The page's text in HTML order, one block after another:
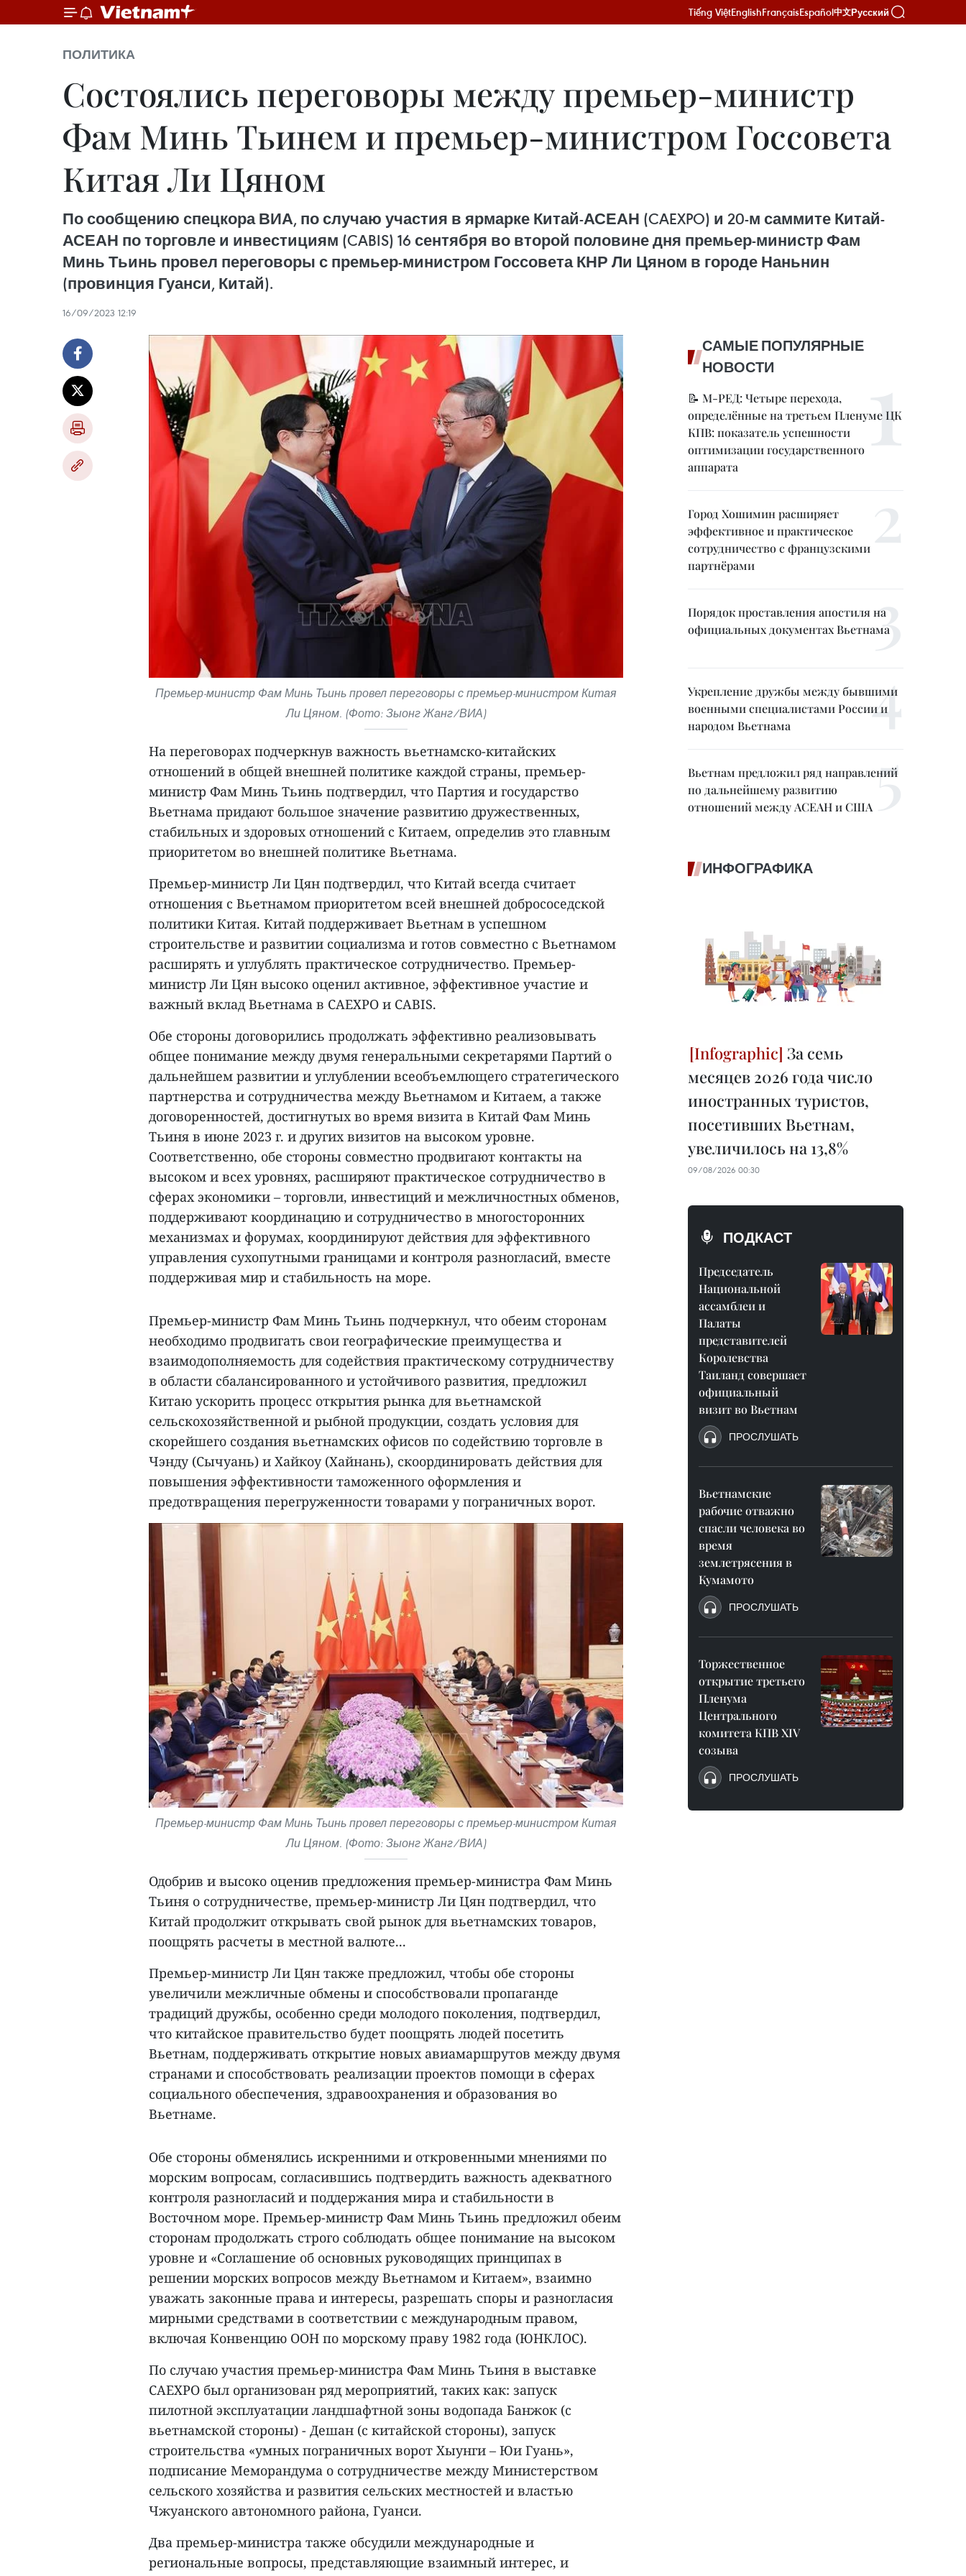
Tiếng ViệtEnglishFrançaisEspañol中文Русский
ПОЛИТИКА
Состоялись переговоры между премьер-министр
Фам Минь Тьинем и премьер-министром Госсовета
Китая Ли Цяном
По сообщению спецкора ВИА, по случаю участия в ярмарке Китай-АСЕАН (CAEXPO) и 20-м саммите Китай-
АСЕАН по торговле и инвестициям (CABIS) 16 сентября во второй половине дня премьер-министр Фам
Минь Тьинь провел переговоры с премьер-министром Госсовета КНР Ли Цяном в городе Наньнин
(провинция Гуанси, Китай).
16/09/2023 12:19
Премьер-министр Фам Минь Тьинь провел переговоры с премьер-министром Китая
Ли Цяном. (Фото: Зыонг Жанг/ВИА)
На переговорах подчеркнув важность вьетнамско-китайских
отношений в общей внешней политике каждой страны, премьер-
министр Фам Минь Тьинь подтвердил, что Партия и государство
Вьетнама придают большое значение развитию дружественных,
стабильных и здоровых отношений с Китаем, определив это главным
приоритетом во внешней политике Вьетнама.
Премьер-министр Ли Цян подтвердил, что Китай всегда считает
отношения с Вьетнамом приоритетом всей внешней добрососедской
политики Китая. Китай поддерживает Вьетнам в успешном
строительстве и развитии социализма и готов совместно с Вьетнамом
расширять и углублять практическое сотрудничество. Премьер-
министр Ли Цян высоко оценил активное, эффективное участие и
важный вклад Вьетнама в CAEXPO и CABIS.
Обе стороны договорились продолжать эффективно реализовывать
общее понимание между двумя генеральными секретарями Партий о
дальнейшем развитии и углублении всеобъемлющего стратегического
партнерства и сотрудничества между Вьетнамом и Китаем, а также
договоренностей, достигнутых во время визита в Китай Фам Минь
Тьиня в июне 2023 г. и других визитов на высоком уровне.
Соответственно, обе стороны совместно продвигают контакты на
высоком и всех уровнях, расширяют практическое сотрудничество в
сферах экономики – торговли, инвестиций и межличностных обменов,
поддерживают координацию и сотрудничество в многосторонних
механизмах и форумах, координируют действия для эффективного
управления сухопутными границами и контроля разногласий, вместе
поддерживая мир и стабильность на море.
Премьер-министр Фам Минь Тьинь подчеркнул, что обеим сторонам
необходимо продвигать свои географические преимущества и
взаимодополняемость для содействия практическому сотрудничеству
в области сбалансированного и устойчивого развития, предложил
Китаю ускорить процесс открытия рынка для вьетнамской
сельскохозяйственной и рыбной продукции, создать условия для
скорейшего создания вьетнамских офисов по содействию торговле в
Чэнду (Сычуань) и Хайкоу (Хайнань), скоординировать действия для
повышения эффективности таможенного оформления и
предотвращения перегруженности товарами у пограничных ворот.
Премьер-министр Фам Минь Тьинь провел переговоры с премьер-министром Китая
Ли Цяном. (Фото: Зыонг Жанг/ВИА)
Одобрив и высоко оценив предложения премьер-министра Фам Минь
Тьиня о сотрудничестве, премьер-министр Ли Цян подтвердил, что
Китай продолжит открывать свой рынок для вьетнамских товаров,
поощрять расчеты в местной валюте...
Премьер-министр Ли Цян также предложил, чтобы обе стороны
увеличили межличные обмены и способствовали пропаганде
традиций дружбы, особенно среди молодого поколения, подтвердил,
что китайское правительство будет поощрять людей посетить
Вьетнам, поддерживать открытие новых авиамаршрутов между двумя
странами и способствовать реализации проектов помощи в сферах
социального обеспечения, здравоохранения и образования во
Вьетнаме.
Обе стороны обменялись искренними и откровенными мнениями по
морским вопросам, согласившись подтвердить важность адекватного
контроля разногласий и поддержания мира и стабильности в
Восточном море. Премьер-министр Фам Минь Тьинь предложил обеим
сторонам продолжать строго соблюдать общее понимание на высоком
уровне и «Соглашение об основных руководящих принципах в
решении морских вопросов между Вьетнамом и Китаем», взаимно
уважать законные права и интересы, разрешать споры и разногласия
мирными средствами в соответствии с международным правом,
включая Конвенцию ООН по морскому праву 1982 года (ЮНКЛОС).
По случаю участия премьер-министра Фам Минь Тьиня в выставке
CAEXPO был организован ряд мероприятий, таких как: запуск
пилотной эксплуатации ландшафтной зоны водопада Банжок (с
вьетнамской стороны) - Дешан (с китайской стороны), запуск
строительства «умных пограничных ворот Хыунги – Юи Гуань»,
подписание Меморандума о сотрудничестве между Министерством
сельского хозяйства и развития сельских местностей и властью
Чжуанского автономного района, Гуанси.
Два премьер-министра также обсудили международные и
региональные вопросы, представляющие взаимный интерес, и
САМЫЕ ПОПУЛЯРНЫЕ
НОВОСТИ
📝 М-РЕД: Четыре перехода,
определённые на третьем Пленуме ЦК
КПВ: показатель успешности
оптимизации государственного
аппарата
Город Хошимин расширяет
эффективное и практическое
сотрудничество с французскими
партнёрами
Порядок проставления апостиля на
официальных документах Вьетнама
Укрепление дружбы между бывшими
военными специалистами России и
народом Вьетнама
Вьетнам предложил ряд направлений
по дальнейшему развитию
отношений между АСЕАН и США
ИНФОГРАФИКА
За семь
месяцев 2026 года число
иностранных туристов,
посетивших Вьетнам,
увеличилось на 13,8%
09/08/2026 00:30
ПОДКАСТ
Председатель
Национальной
ассамблеи и
Палаты
представителей
Королевства
Таиланд совершает
официальный
визит во Вьетнам
ПРОСЛУШАТЬ
Вьетнамские
рабочие отважно
спасли человека во
время
землетрясения в
Кумамото
ПРОСЛУШАТЬ
Торжественное
открытие третьего
Пленума
Центрального
комитета КПВ XIV
созыва
ПРОСЛУШАТЬ